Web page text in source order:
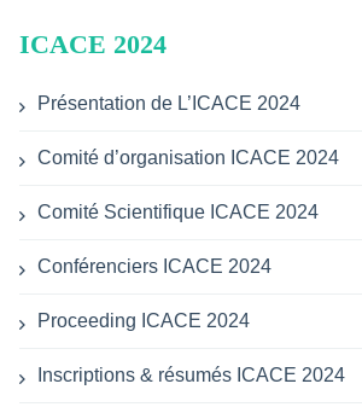
ICACE 2024
Présentation de L’ICACE 2024
Comité d’organisation ICACE 2024
Comité Scientifique ICACE 2024
Conférenciers ICACE 2024
Proceeding ICACE 2024
Inscriptions & résumés ICACE 2024